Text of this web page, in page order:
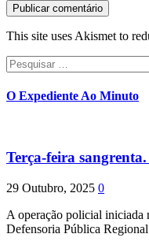
This site uses Akismet to
Pesquisar
por:
O Expediente Ao Minuto
Terça-feira
29 Outubro, 2025 0
A operação policial iniciada
Defensoria Pública